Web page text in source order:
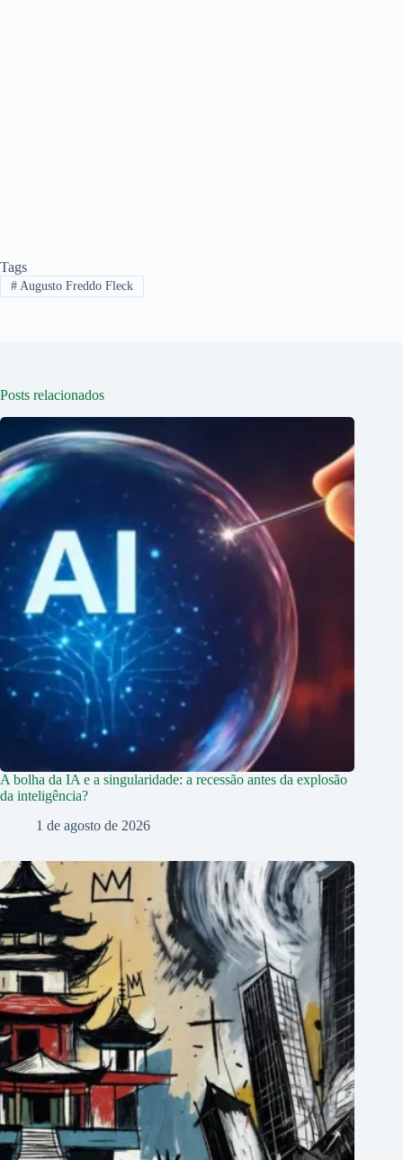
Tags
#Augusto Freddo Fleck
Posts relacionados
A bolha da IA e a singularidade: a recessão antes da explosão
da inteligência?
1 de agosto de 2026